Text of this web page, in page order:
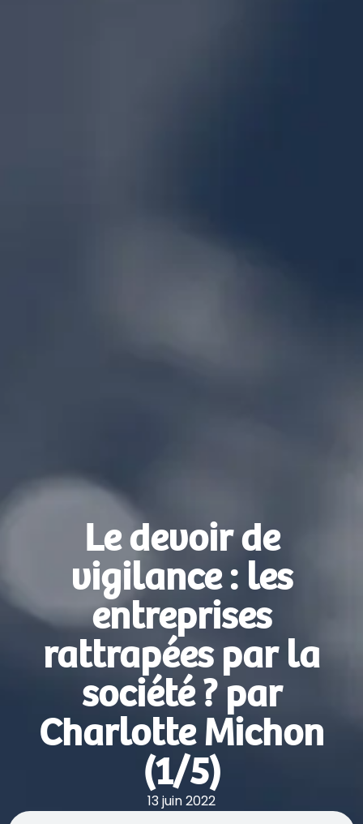
Le devoir de
vigilance : les
entreprises
rattrapées par la
société ? par
Charlotte Michon
(1/5)
13 juin 2022